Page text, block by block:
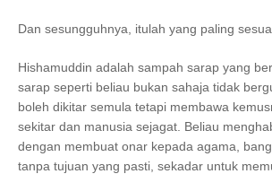
Dan sesungguhnya, itulah yang paling
Hishamuddin adalah sampah sarap yang
sarap seperti beliau bukan sahaja tidak
boleh dikitar semula tetapi membawa
sekitar dan manusia sejagat. Beliau
dengan membuat onar kepada agama,
tanpa tujuan yang pasti, sekadar untuk